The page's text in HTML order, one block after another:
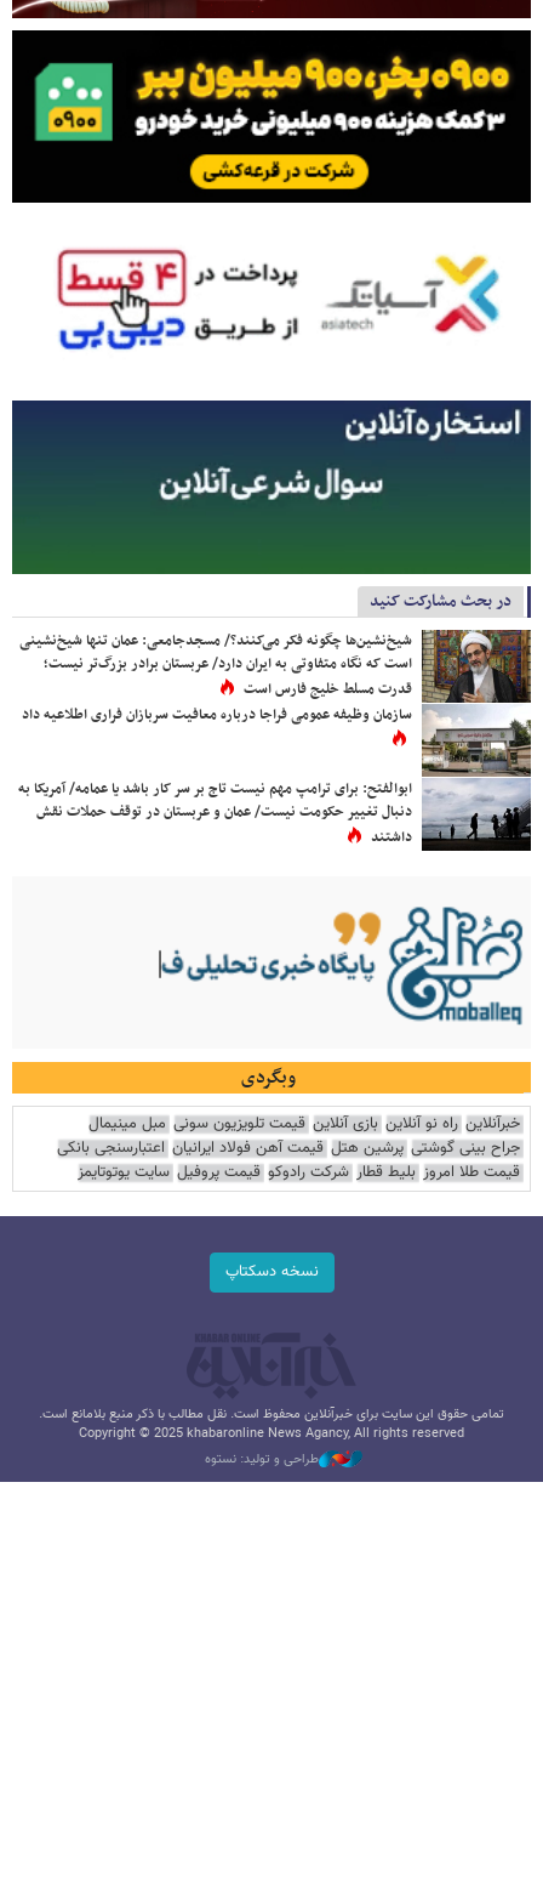
در بحث مشارکت کنید
شیخ‌نشین‌ها چگونه فکر می‌کنند؟/ مسجدجامعی: عمان تنها شیخ‌نشینی
است که نگاه متفاوتی به ایران دارد/ عربستان برادر بزرگ‌تر نیست؛
قدرت مسلط خلیج فارس است
سازمان وظیفه عمومی فراجا درباره معافیت سربازان فراری اطلاعیه داد
ابوالفتح: برای ترامپ مهم نیست تاج بر سر کار باشد یا عمامه/ آمریکا به
دنبال تغییر حکومت نیست/ عمان و عربستان در توقف حملات نقش
داشتند
وبگردی
خبرآنلاین راه نو آنلاین بازی آنلاین قیمت تلویزیون سونی مبل مینیمال
جراح بینی گوشتی پرشین هتل قیمت آهن فولاد ایرانیان اعتبارسنجی بانکی
قیمت طلا امروز بلیط قطار شرکت رادوکو قیمت پروفیل سایت یوتوتایمز
نسخه دسکتاپ
تمامی حقوق این سایت برای خبرآنلاین محفوظ است. نقل مطالب با ذکر منبع بلامانع است.
Copyright © 2025 khabaronline News Agancy, All rights reserved
طراحی و تولید: نستوه